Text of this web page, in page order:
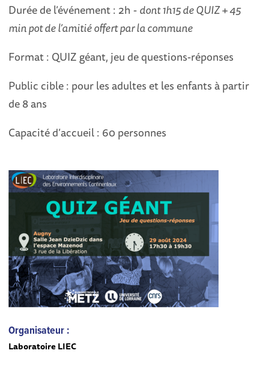
Durée de l’événement : 2h -dont 1h15 de QUIZ + 45
min pot de l’amitié offert par la commune
Format : QUIZ géant, jeu de questions-réponses
Public cible : pour les adultes et les enfants à partir
de 8 ans
Capacité d’accueil : 60 personnes
Organisateur :
Laboratoire LIEC